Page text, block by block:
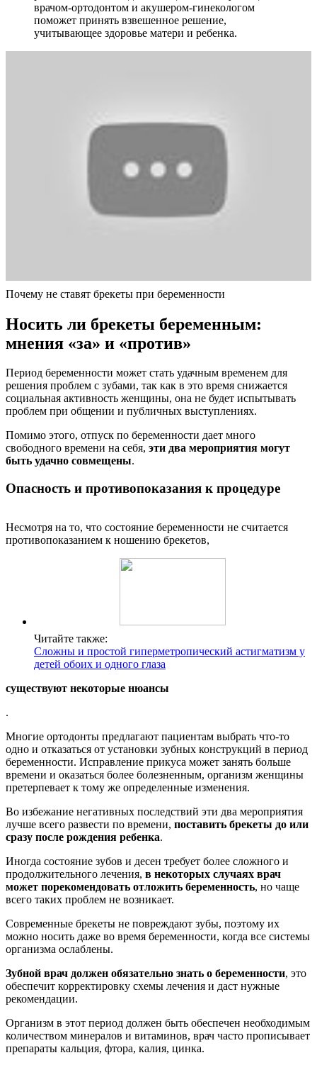
врачом-ортодонтом и акушером-гинекологом
поможет принять взвешенное решение,
учитывающее здоровье матери и ребенка.
Почему не ставят брекеты при беременности
Носить ли брекеты беременным:
мнения «за» и «против»
Период беременности может стать удачным временем для
решения проблем с зубами, так как в это время снижается
социальная активность женщины, она не будет испытывать
проблем при общении и публичных выступлениях.
Помимо этого, отпуск по беременности дает много
свободного времени на себя, эти два мероприятия могут
быть удачно совмещены.
Опасность и противопоказания к процедуре
Несмотря на то, что состояние беременности не считается
противопоказанием к ношению брекетов,
Читайте также:
Сложны и простой гиперметропический астигматизм у
детей обоих и одного глаза
существуют некоторые нюансы
.
Многие ортодонты предлагают пациентам выбрать что-то
одно и отказаться от установки зубных конструкций в период
беременности. Исправление прикуса может занять больше
времени и оказаться более болезненным, организм женщины
претерпевает к тому же определенные изменения.
Во избежание негативных последствий эти два мероприятия
лучше всего развести по времени, поставить брекеты до или
сразу после рождения ребенка.
Иногда состояние зубов и десен требует более сложного и
продолжительного лечения, в некоторых случаях врач
может порекомендовать отложить беременность, но чаще
всего таких проблем не возникает.
Современные брекеты не повреждают зубы, поэтому их
можно носить даже во время беременности, когда все системы
организма ослаблены.
Зубной врач должен обязательно знать о беременности, это
обеспечит корректировку схемы лечения и даст нужные
рекомендации.
Организм в этот период должен быть обеспечен необходимым
количеством минералов и витаминов, врач часто прописывает
препараты кальция, фтора, калия, цинка.